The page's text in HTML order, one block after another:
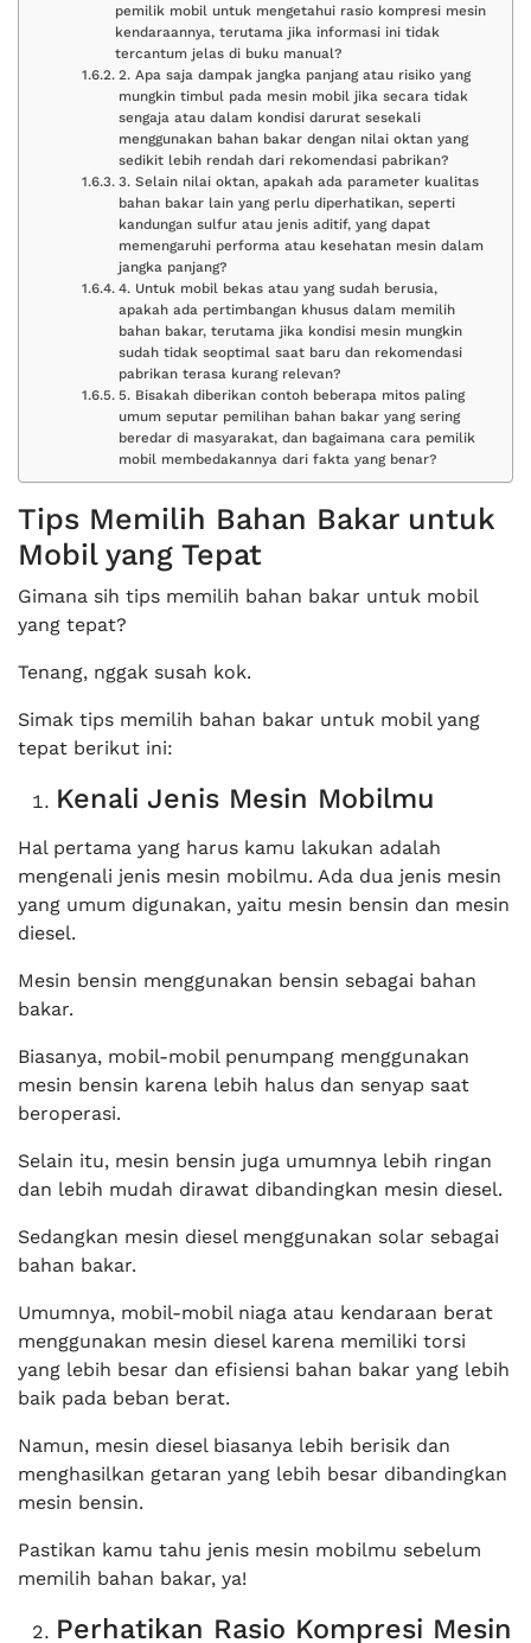
pemilik mobil untuk mengetahui rasio kompresi mesin
kendaraannya, terutama jika informasi ini tidak
tercantum jelas di buku manual?
2. Apa saja dampak jangka panjang atau risiko yang
mungkin timbul pada mesin mobil jika secara tidak
sengaja atau dalam kondisi darurat sesekali
menggunakan bahan bakar dengan nilai oktan yang
sedikit lebih rendah dari rekomendasi pabrikan?
3. Selain nilai oktan, apakah ada parameter kualitas
bahan bakar lain yang perlu diperhatikan, seperti
kandungan sulfur atau jenis aditif, yang dapat
memengaruhi performa atau kesehatan mesin dalam
jangka panjang?
4. Untuk mobil bekas atau yang sudah berusia,
apakah ada pertimbangan khusus dalam memilih
bahan bakar, terutama jika kondisi mesin mungkin
sudah tidak seoptimal saat baru dan rekomendasi
pabrikan terasa kurang relevan?
5. Bisakah diberikan contoh beberapa mitos paling
umum seputar pemilihan bahan bakar yang sering
beredar di masyarakat, dan bagaimana cara pemilik
mobil membedakannya dari fakta yang benar?
Tips Memilih Bahan Bakar untuk
Mobil yang Tepat
Gimana sih tips memilih bahan bakar untuk mobil
yang tepat?
Tenang, nggak susah kok.
Simak tips memilih bahan bakar untuk mobil yang
tepat berikut ini:
Kenali Jenis Mesin Mobilmu
Hal pertama yang harus kamu lakukan adalah
mengenali jenis mesin mobilmu. Ada dua jenis mesin
yang umum digunakan, yaitu mesin bensin dan mesin
diesel.
Mesin bensin menggunakan bensin sebagai bahan
bakar.
Biasanya, mobil-mobil penumpang menggunakan
mesin bensin karena lebih halus dan senyap saat
beroperasi.
Selain itu, mesin bensin juga umumnya lebih ringan
dan lebih mudah dirawat dibandingkan mesin diesel.
Sedangkan mesin diesel menggunakan solar sebagai
bahan bakar.
Umumnya, mobil-mobil niaga atau kendaraan berat
menggunakan mesin diesel karena memiliki torsi
yang lebih besar dan efisiensi bahan bakar yang lebih
baik pada beban berat.
Namun, mesin diesel biasanya lebih berisik dan
menghasilkan getaran yang lebih besar dibandingkan
mesin bensin.
Pastikan kamu tahu jenis mesin mobilmu sebelum
memilih bahan bakar, ya!
Perhatikan Rasio Kompresi Mesin